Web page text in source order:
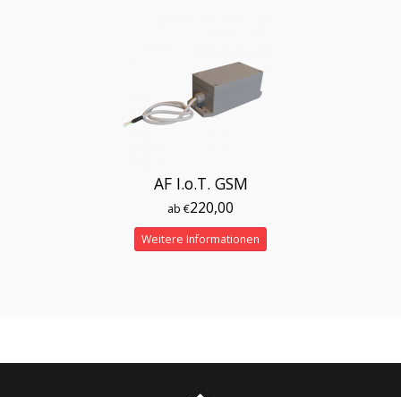
AF I.o.T. GSM
ab €220,00
Weitere Informationen